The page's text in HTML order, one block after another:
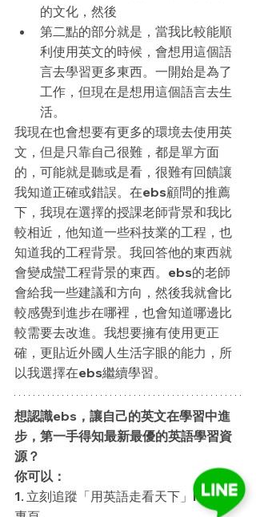
的文化，然後
第二點的部分就是，當我比較能順
利使用英文的時候，會想用這個語
言去學習更多東西。一開始是為了
工作，但現在是想用這個語言去生
活。
我現在也會想要有更多的環境去使用英
文，但是只靠自己很難，都是單方面
的，可能就是聽或是看，很難有回饋讓
我知道正確或錯誤。在ebs顧問的推薦
下，我現在選擇的授課老師背景和我比
較相近，他知道一些科技業的工程，也
知道我的工程背景。我回答他的東西就
會變成蠻工程背景的東西。ebs的老師
會給我一些建議和方向，然後我就會比
較感覺到進步在哪裡，也會知道哪邊比
較需要去改進。我想要擁有使用更正
確，更貼近外國人生活字眼的能力，所
以我選擇在ebs繼續學習。
想認識ebs，讓自己的英文在學習中進
步，第一手得知最新最優的英語學習資
源？
你可以：
1. 立刻追蹤「用英語走看天下」FB 粉絲